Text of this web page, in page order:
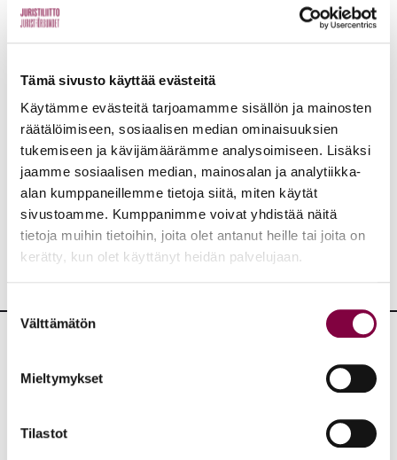
Tämä sivusto käyttää evästeitä
Käytämme evästeitä tarjoamamme sisällön ja mainosten
räätälöimiseen, sosiaalisen median ominaisuuksien
tukemiseen ja kävijämäärämme analysoimiseen. Lisäksi
jaamme sosiaalisen median, mainosalan ja analytiikka-
alan kumppaneillemme tietoja siitä, miten käytät
sivustoamme. Kumppanimme voivat yhdistää näitä
tietoja muihin tietoihin, joita olet antanut heille tai joita on
kerätty, kun olet käyttänyt heidän palvelujaan.
valinta
Välttämätön
Mieltymykset
Tilastot
Edunvalvonta Oikeuspolitiikka Oikkarit
Työelämä
JAA:
Lisää uutisia